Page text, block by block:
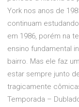
York nos anos de
continuam
em 1986, porém na
ensino fundamental
bairro. Mas ele faz
estar sempre junto
tragicamente
Temporada –